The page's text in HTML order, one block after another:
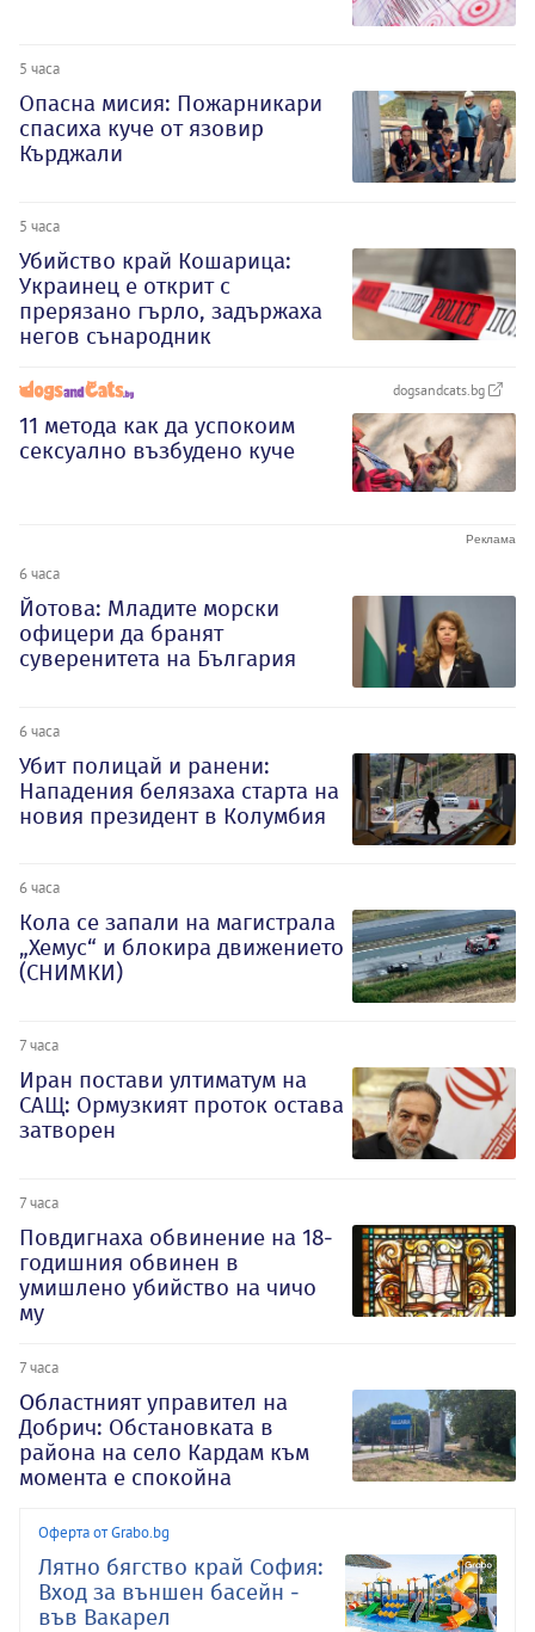
5 часа
Опасна мисия: Пожарникари
спасиха куче от язовир
Кърджали
5 часа
Убийство край Кошарица:
Украинец е открит с
прерязано гърло, задържаха
негов сънародник
dogsandcats.bg
11 метода как да успокоим
сексуално възбудено куче
6 часа
Йотова: Младите морски
офицери да бранят
суверенитета на България
6 часа
Убит полицай и ранени:
Нападения белязаха старта на
новия президент в Колумбия
6 часа
Кола се запали на магистрала
„Хемус“ и блокира движението
(СНИМКИ)
7 часа
Иран постави ултиматум на
САЩ: Ормузкият проток остава
затворен
7 часа
Повдигнаха обвинение на 18-
годишния обвинен в
умишлено убийство на чичо
му
7 часа
Oбластният управител на
Добрич: Обстановката в
района на село Кардам към
момента е спокойна
Оферта от Grabo.bg
Лятно бягство край София:
Вход за външен басейн -
във Вакарел